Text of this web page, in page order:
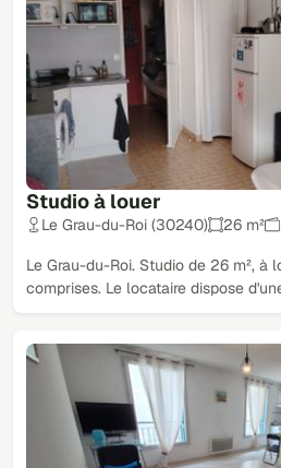
Studio à louer
Le Grau-du-Roi (30240) 26 m²
Le Grau-du-Roi. Studio de 26 m²,
comprises. Le locataire dispose